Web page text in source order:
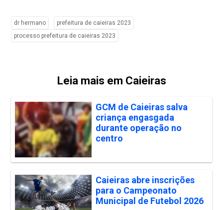
dr hermano
prefeitura de caieiras 2023
processo prefeitura de caieiras 2023
Leia mais em Caieiras
GCM de Caieiras salva
criança engasgada
durante operação no
centro
Caieiras abre inscrições
para o Campeonato
Municipal de Futebol 2026